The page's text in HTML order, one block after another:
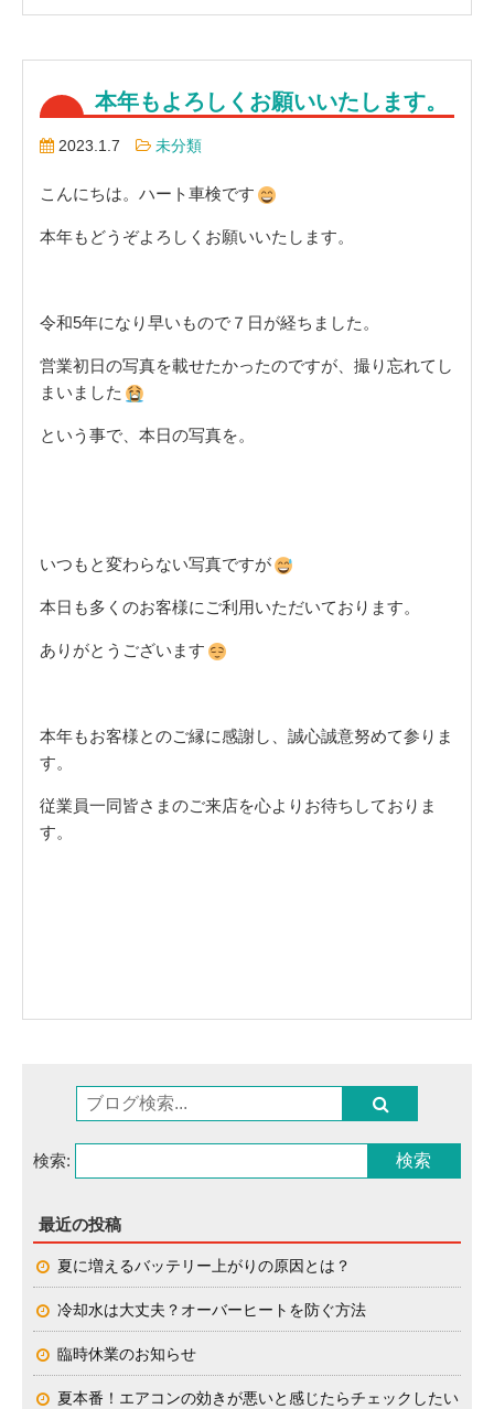
本年もよろしくお願いいたします。
2023.1.7 未分類
こんにちは。ハート車検です
本年もどうぞよろしくお願いいたします。
令和5年になり早いもので７日が経ちました。
営業初日の写真を載せたかったのですが、撮り忘れてし
まいました
という事で、本日の写真を。
いつもと変わらない写真ですが
本日も多くのお客様にご利用いただいております。
ありがとうございます
本年もお客様とのご縁に感謝し、誠心誠意努めて参りま
す。
従業員一同皆さまのご来店を心よりお待ちしておりま
す。
検索:
最近の投稿
夏に増えるバッテリー上がりの原因とは？
冷却水は大丈夫？オーバーヒートを防ぐ方法
臨時休業のお知らせ
夏本番！エアコンの効きが悪いと感じたらチェックしたい